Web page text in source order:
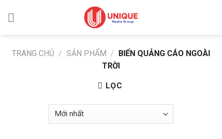
TRANG CHỦ / SẢN PHẨM / BIỂN QUẢNG CÁO NGOÀI
TRỜI
LỌC